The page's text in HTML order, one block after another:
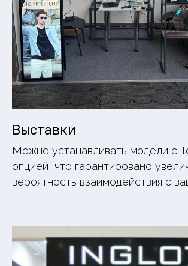
Выставки
Можно устанавливать модели с
опцией, что гарантировано
вероятность взаимодействия с